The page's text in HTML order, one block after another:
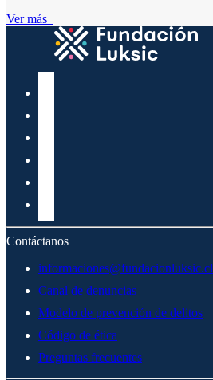
Ver más
Contáctanos
informaciones@fundacionluksic.cl
Canal de denuncias
Modelo de prevención de delitos
Código de ética
Preguntas frecuentes